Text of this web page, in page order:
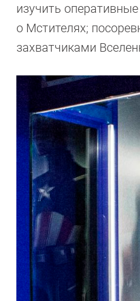
изучить
о Мстителях;
захватчиками